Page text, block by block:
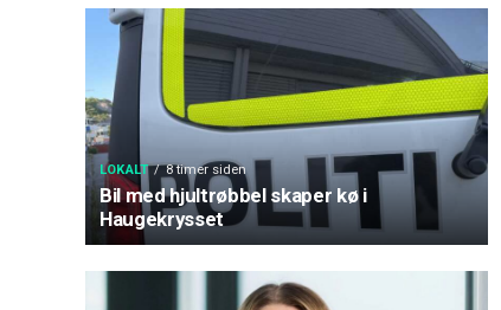
LOKALT 8 timer siden
Bil med hjultrøbbel skaper kø i
Haugekrysset